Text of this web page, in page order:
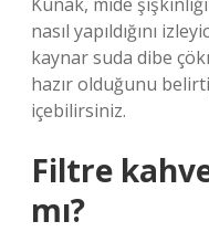
nasıl yapıldığını
kaynar suda dibe
hazır olduğunu
içebilirsiniz.
Filtre
mı?